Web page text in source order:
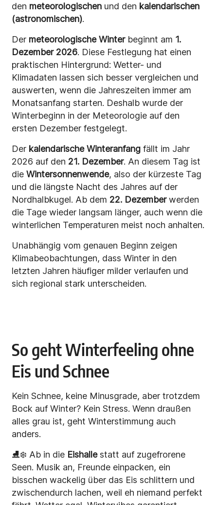
den meteorologischen und den kalendarischen
(astronomischen).
Der meteorologische Winterbeginnt am 1.
Dezember 2026. Diese Festlegung hat einen
praktischen Hintergrund: Wetter- und
Klimadaten lassen sich besser vergleichen und
auswerten, wenn die Jahreszeiten immer am
Monatsanfang starten. Deshalb wurde der
Winterbeginn in der Meteorologie auf den
ersten Dezember festgelegt.
Der kalendarische Winteranfang fällt im Jahr
2026 auf den 21. Dezember. An diesem Tag ist
die Wintersonnenwende, also der kürzeste Tag
und die längste Nacht des Jahres auf der
Nordhalbkugel. Ab dem 22. Dezemberwerden
die Tage wieder langsam länger, auch wenn die
winterlichen Temperaturen meist noch anhalten.
Unabhängig vom genauen Beginn zeigen
Klimabeobachtungen, dass Winter in den
letzten Jahren häufiger milder verlaufen und
sich regional stark unterscheiden.
So geht Winterfeeling ohne
Eis und Schnee
Kein Schnee, keine Minusgrade, aber trotzdem
Bock auf Winter? Kein Stress. Wenn draußen
alles grau ist, geht Winterstimmung auch
anders.
⛸️❄️ Ab in die Eishallestatt auf zugefrorene
Seen. Musik an, Freunde einpacken, ein
bisschen wackelig über das Eis schlittern und
zwischendurch lachen, weil eh niemand perfekt